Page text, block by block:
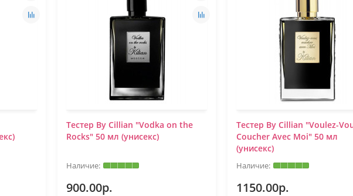
Тестер By Cillian "Vodka on the
Rocks" 50 мл (унисекс)
900.00р.
Тестер By Cillian "Voulez-
Coucher Avec Moi" 50 мл
(унисекс)
1150.00р.